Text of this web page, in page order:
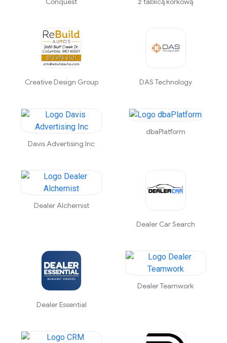
Creative Design Group DAS Technology
Davis Advertising Inc
dbaPlatform
Dealer Alchemist
Dealer Car Search
Dealer Essential
Dealer Teamwork